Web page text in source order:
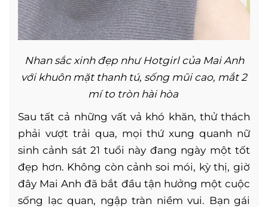
Nhan sắc xinh đẹp như Hotgirl của Mai Anh
với khuôn mặt thanh tú, sống mũi cao, mắt 2
mí to tròn hài hòa
Sau tất cả những vất vả khó khăn, thử thách
phải vượt trải qua, mọi thứ xung quanh nữ
sinh cảnh sát 21 tuổi này đang ngày một tốt
đẹp hơn. Không còn cảnh soi mói, kỳ thị, giờ
đây Mai Anh đã bắt đầu tận hưởng một cuộc
sống lạc quan, ngập tràn niềm vui. Bạn gái